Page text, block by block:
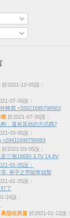
於2021-12-05說：
07-30說：
蜂窩 <33621695798563
於2021-07-30說：
，還有其他的方式嗎?
03-05說：
<29411048799983
於2021-03-05說：
三個18650 3.7V 14.8V,
01-25說：
, 舉手之勞能幫就幫
01-25說：
了
24說：
型在夙昔於2021-01-22說：